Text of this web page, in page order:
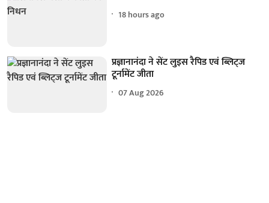
18 hours ago
प्रज्ञानानंदा ने सेंट लुइस रैपिड एवं ब्लिट्ज
टूर्नामेंट जीता
07 Aug 2026